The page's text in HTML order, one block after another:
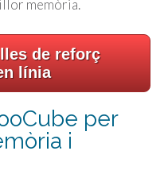
memòria.
de reforç
línia
per
i